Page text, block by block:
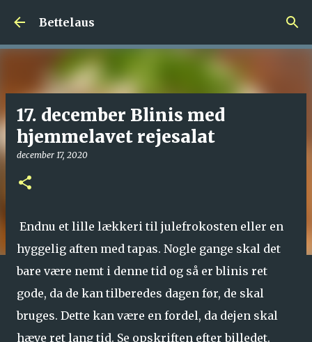
Gå videre til hovedindholdet
Bettelaus
17. december Blinis med
hjemmelavet rejesalat
december 17, 2020
Endnu et lille lækkeri til julefrokosten eller en
hyggelig aften med tapas. Nogle gange skal det
bare være nemt i denne tid og så er blinis ret
gode, da de kan tilberedes dagen før, de skal
bruges. Dette kan være en fordel, da dejen skal
hæve ret lang tid. Se opskriften efter billedet.